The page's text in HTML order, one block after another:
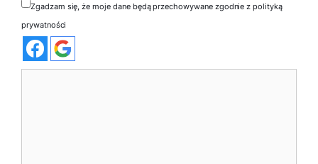
Zgadzam się, że moje dane będą przechowywane zgodnie z polityką
prywatności